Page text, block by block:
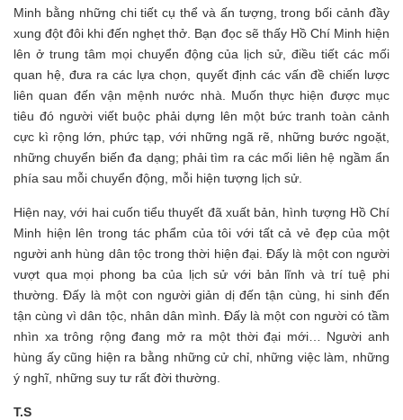
Minh bằng những chi tiết cụ thể và ấn tượng, trong bối cảnh đầy
xung đột đôi khi đến nghẹt thở. Bạn đọc sẽ thấy Hồ Chí Minh hiện
lên ở trung tâm mọi chuyển động của lịch sử, điều tiết các mối
quan hệ, đưa ra các lựa chọn, quyết định các vấn đề chiến lược
liên quan đến vận mệnh nước nhà. Muốn thực hiện được mục
tiêu đó người viết buộc phải dựng lên một bức tranh toàn cảnh
cực kì rộng lớn, phức tạp, với những ngã rẽ, những bước ngoặt,
những chuyển biến đa dạng; phải tìm ra các mối liên hệ ngầm ẩn
phía sau mỗi chuyển động, mỗi hiện tượng lịch sử.
Hiện nay, với hai cuốn tiểu thuyết đã xuất bản, hình tượng Hồ Chí
Minh hiện lên trong tác phẩm của tôi với tất cả vẻ đẹp của một
người anh hùng dân tộc trong thời hiện đại. Đấy là một con người
vượt qua mọi phong ba của lịch sử với bản lĩnh và trí tuệ phi
thường. Đấy là một con người giản dị đến tận cùng, hi sinh đến
tận cùng vì dân tộc, nhân dân mình. Đấy là một con người có tầm
nhìn xa trông rộng đang mở ra một thời đại mới… Người anh
hùng ấy cũng hiện ra bằng những cử chỉ, những việc làm, những
ý nghĩ, những suy tư rất đời thường.
T.S